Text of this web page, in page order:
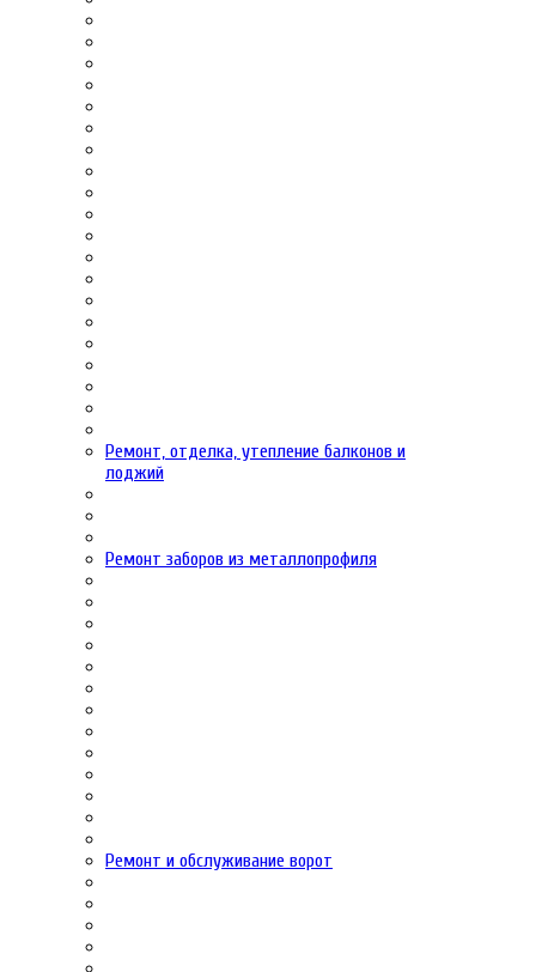
Ремонт, отделка, утепление балконов и
лоджий
Ремонт заборов из металлопрофиля
Ремонт и обслуживание ворот